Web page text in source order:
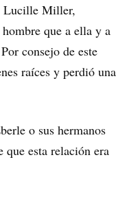
Lucille Miller,
que a ella y a
consejo de este
raíces y perdió una
o sus hermanos
que esta relación era